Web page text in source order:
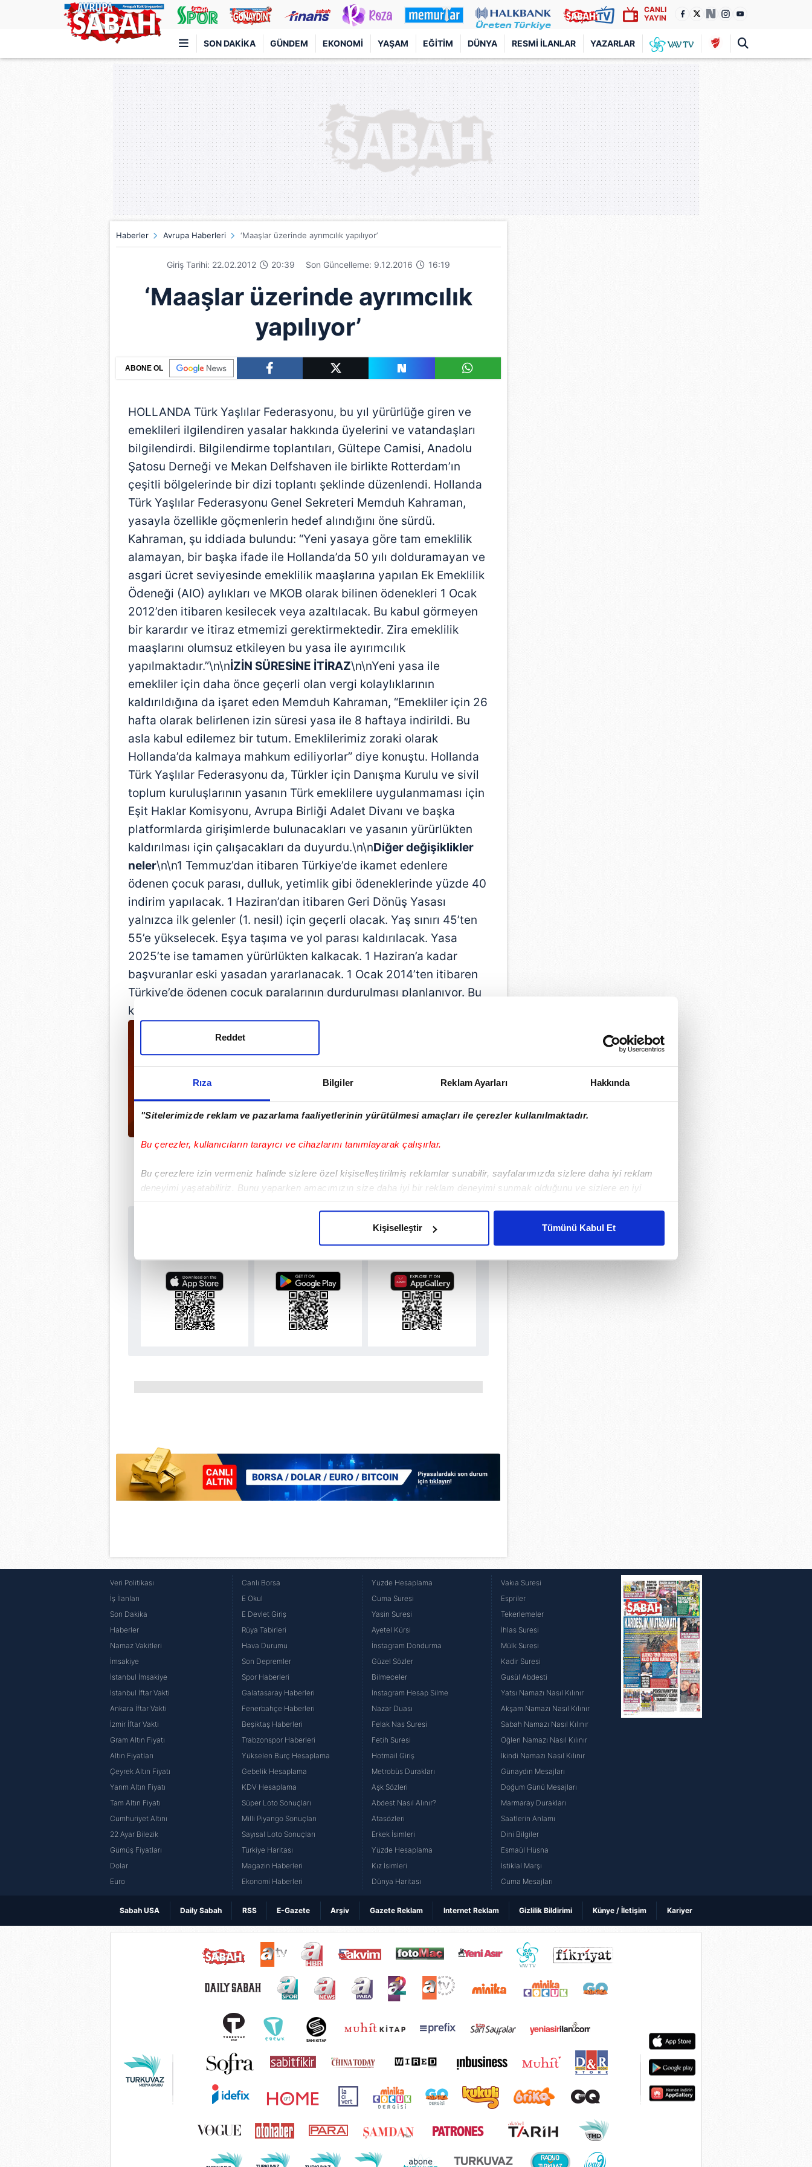
Rıza Bilgiler Reklam Ayarları Hakkında
"Sitelerimizde reklam ve pazarlama faaliyetlerinin yürütülmesi amaçları ile çerezler kullanılmaktadır.
Bu çerezler, kullanıcıların tarayıcı ve cihazlarını tanımlayarak çalışırlar.
Bu çerezlere izin vermeniz halinde sizlere özel kişiselleştirilmiş reklamlar sunabilir, sayfalarımızda sizlere daha iyi reklam
deneyimi yaşatabiliriz. Bunu yaparken amacımızın size daha iyi bir reklam deneyimi sunmak olduğunu ve sizlere en iyi
içerikleri sunabilmek adına elimizden gelen çabayı gösterdiğimizi ve bu noktada, reklamların maliyetlerimizi karşılamak
Her halükârda, kullanıcılar, bu çerezlere izin vermedikleri takdirde, kullanıcılara hedefli reklamlar gösterilmeyecektir."
Sizlere daha iyi bir hizmet sunabilmek için İnternet Sitemizde kendimize ve üçüncü kişilere ait çerezler kullanılmaktadır. Bu
çerezler vasıtasıyla çeşitli kişisel verileriniz işlenmekte olup gerekli olan çerezler bilgi toplumu hizmetlerinin sunulması
amacıyla kullanılmaktadır. Diğer çerezler, sitemizin daha işlevsel kılınması ve kişiselleştirilmesi ve sizlere yönelik
reklam/pazarlama faaliyetlerinin yapılması, amaçlarıyla sınırlı olarak açık rızanız dahilinde kullanılacaktır.
6698 sayılı Kişisel Verilerin Korunması Kanunu uyarınca hazırlanmış Aydınlatma Metnimizi okumak ve sitemizde ilgili
Reddet
Kişiselleştir Tümünü Kabul Et
CANLI
YAYIN
SON DAKIKA GÜNDEM EKONOMI YAŞAM EĞITIM DÜNYA RESMI İLANLAR YAZARLAR
Türkiye'nin en iyi haber sitesi
Haberler Avrupa Haberleri ‘Maaşlar üzerinde ayrımcılık yapılıyor’
Giriş Tarihi: 22.02.2012 20:39 Son Güncelleme: 9.12.2016 16:19
‘Maaşlar üzerinde ayrımcılık
yapılıyor’
ABONE OL
HOLLANDA Türk Yaşlılar Federasyonu, bu yıl yürürlüğe giren ve
emeklileri ilgilendiren yasalar hakkında üyelerini ve vatandaşları
bilgilendirdi. Bilgilendirme toplantıları, Gültepe Camisi, Anadolu
Şatosu Derneği ve Mekan Delfshaven ile birlikte Rotterdam’ın
çeşitli bölgelerinde bir dizi toplantı şeklinde düzenlendi. Hollanda
Türk Yaşlılar Federasyonu Genel Sekreteri Memduh Kahraman,
yasayla özellikle göçmenlerin hedef alındığını öne sürdü.
Kahraman, şu iddiada bulundu: “Yeni yasaya göre tam emeklilik
alamayan, bir başka ifade ile Hollanda’da 50 yılı dolduramayan ve
asgari ücret seviyesinde emeklilik maaşlarına yapılan Ek Emeklilik
Ödeneği (AIO) aylıkları ve MKOB olarak bilinen ödenekleri 1 Ocak
2012’den itibaren kesilecek veya azaltılacak. Bu kabul görmeyen
bir karardır ve itiraz etmemizi gerektirmektedir. Zira emeklilik
maaşlarını olumsuz etkileyen bu yasa ile ayırımcılık
yapılmaktadır.”\n\nİZİN SÜRESİNE İTİRAZ\n\nYeni yasa ile
emekliler için daha önce geçerli olan vergi kolaylıklarının
kaldırıldığına da işaret eden Memduh Kahraman, “Emekliler için 26
hafta olarak belirlenen izin süresi yasa ile 8 haftaya indirildi. Bu
asla kabul edilemez bir tutum. Emeklilerimiz zoraki olarak
Hollanda’da kalmaya mahkum ediliyorlar” diye konuştu. Hollanda
Türk Yaşlılar Federasyonu da, Türkler için Danışma Kurulu ve sivil
toplum kuruluşlarının yasanın Türk emeklilere uygulanmaması için
Eşit Haklar Komisyonu, Avrupa Birliği Adalet Divanı ve başka
platformlarda girişimlerde bulunacakları ve yasanın yürürlükten
kaldırılması için çalışacakları da duyurdu.\n\nDiğer değişiklikler
neler\n\n1 Temmuz’dan itibaren Türkiye’de ikamet edenlere
ödenen çocuk parası, dulluk, yetimlik gibi ödeneklerinde yüzde 40
indirim yapılacak. 1 Haziran’dan itibaren Geri Dönüş Yasası
yalnızca ilk gelenler (1. nesil) için geçerli olacak. Yaş sınırı 45’ten
55’e yükselecek. Eşya taşıma ve yol parası kaldırılacak. Yasa
2025’te ise tamamen yürürlükten kalkacak. 1 Haziran’a kadar
başvuranlar eski yasadan yararlanacak. 1 Ocak 2014’ten itibaren
Türkiye’de ödenen çocuk paralarının durdurulması planlanıyor. Bu
konuda Danıştay’a görüş soruldu.\n\n
Uygulamalara Özel Ayrıcalıkları Keşfedin!
Veri Politikası
İş İlanları
Son Dakika
Haberler
Namaz Vakitleri
İmsakiye
İstanbul İmsakiye
İstanbul İftar Vakti
Ankara İftar Vakti
İzmir İftar Vakti
Gram Altın Fiyatı
Altın Fiyatları
Çeyrek Altın Fiyatı
Yarım Altın Fiyatı
Tam Altın Fiyatı
Cumhuriyet Altını
22 Ayar Bilezik
Gümüş Fiyatları
Dolar
Euro
Canlı Borsa
E Okul
E Devlet Giriş
Rüya Tabirleri
Hava Durumu
Son Depremler
Spor Haberleri
Galatasaray Haberleri
Fenerbahçe Haberleri
Beşiktaş Haberleri
Trabzonspor Haberleri
Yükselen Burç Hesaplama
Gebelik Hesaplama
KDV Hesaplama
Süper Loto Sonuçları
Milli Piyango Sonuçları
Sayısal Loto Sonuçları
Türkiye Haritası
Magazin Haberleri
Ekonomi Haberleri
Yüzde Hesaplama
Cuma Suresi
Yasin Suresi
Ayetel Kürsi
İnstagram Dondurma
Güzel Sözler
Bilmeceler
İnstagram Hesap Silme
Nazar Duası
Felak Nas Suresi
Fetih Suresi
Hotmail Giriş
Metrobüs Durakları
Aşk Sözleri
Abdest Nasıl Alınır?
Atasözleri
Erkek İsimleri
Yüzde Hesaplama
Kız İsimleri
Dünya Haritası
Vakıa Suresi
Espriler
Tekerlemeler
İhlas Suresi
Mülk Suresi
Kadir Suresi
Gusül Abdesti
Yatsı Namazı Nasıl Kılınır
Akşam Namazı Nasıl Kılınır
Sabah Namazı Nasıl Kılınır
Öğlen Namazı Nasıl Kılınır
İkindi Namazı Nasıl Kılınır
Günaydın Mesajları
Doğum Günü Mesajları
Marmaray Durakları
Saatlerin Anlamı
Dini Bilgiler
Esmaül Hüsna
İstiklal Marşı
Cuma Mesajları
Sabah USA Daily Sabah RSS E-Gazete Arşiv Gazete Reklam Internet Reklam Gizlilik Bildirimi Künye / İletişim Kariyer